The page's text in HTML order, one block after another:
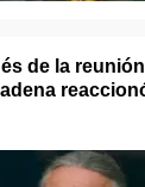
de la